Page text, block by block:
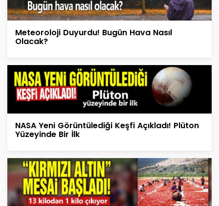
Meteoroloji Duyurdu! Bugün Hava Nasıl
Olacak?
NASA Yeni Görüntülediği Keşfi Açıkladı! Plüton
Yüzeyinde Bir İlk